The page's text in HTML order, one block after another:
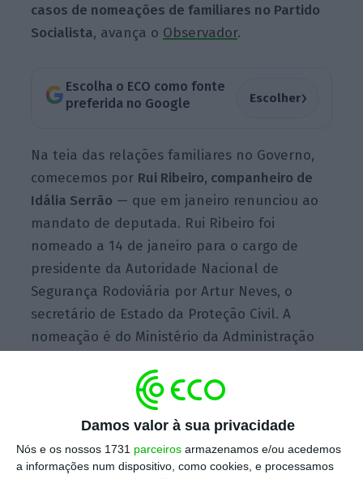
Damos valor à sua privacidade
Nós e os nossos 1731 parceiros armazenamos e/ou acedemos
a informações num dispositivo, como cookies, e processamos
casos de nomeações de familiares no Partido
Socialista, avança o Observador.
Escolha o ECO como fonte
preferida no Google
Escolher›
Na teia das relações familiares no Governo,
comecemos por Rui Ribeiro, companheiro de
Idália Serrão — que em janeiro renunciou ao
mandato de deputada. Rui Ribeiro foi
nomeado a 14 de janeiro para o cargo de
presidente da Autoridade Nacional de
Segurança Rodoviária por Artur Neves, o
secretário de Estado da Proteção Civil. A
nomeação é do Ministério da Administração
tal como a mulher e ministra Ana Paula
Vitorino, foi camarada de Idália Serrão na
bancada socialista.